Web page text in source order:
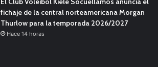
fichaje de la central norteamericana Morgan
Thurlow para la temporada 2026/2027
Hace 14 horas